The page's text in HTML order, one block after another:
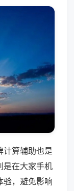
计算辅助也是
是在大家手机
验，避免影响